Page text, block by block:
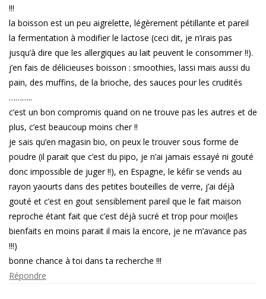
!!!
la boisson est un peu aigrelette, légèrement pétillante et pareil
la fermentation à modifier le lactose (ceci dit, je n’irais pas
jusqu’à dire que les allergiques au lait peuvent le consommer !!).
j’en fais de délicieuses boisson : smoothies, lassi mais aussi du
pain, des muffins, de la brioche, des sauces pour les crudités
………..
c’est un bon compromis quand on ne trouve pas les autres et de
plus, c’est beaucoup moins cher !!
je sais qu’en magasin bio, on peux le trouver sous forme de
poudre (il parait que c’est du pipo, je n’ai jamais essayé ni gouté
donc impossible de juger !!), en Espagne, le kéfir se vends au
rayon yaourts dans des petites bouteilles de verre, j’ai déjà
gouté et c’est en gout sensiblement pareil que le fait maison
reproche étant fait que c’est déjà sucré et trop pour moi(les
bienfaits en moins parait il mais la encore, je ne m’avance pas
!!!)
bonne chance à toi dans ta recherche !!!
Répondre